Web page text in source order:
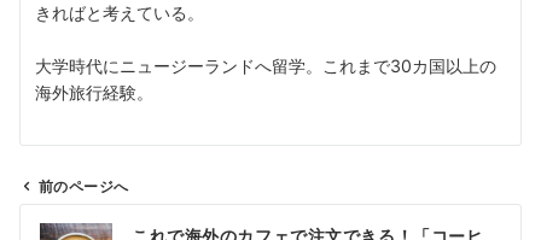
きればと考えている。
大学時代にニュージーランドへ留学。これまで30カ国以上の
海外旅行経験。
前のページへ
これで海外のカフェで注文できる！「コーヒ